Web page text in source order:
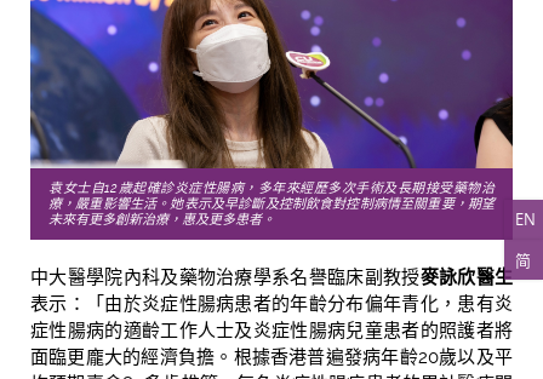
EN
简
袁女士自12歲起確診炎症性腸病，多年來經歷多次手術及長期接受藥物治
療，嚴重影響生活。她表示及早診斷及控制飲食對控制病情至關重要，期望
未來有更多創新治療，惠及更多患者。
中大醫學院內科及藥物治療學系名譽臨床副教授麥詠欣醫生
表示：「由於炎症性腸病患者的年齡分布偏年青化，患有炎
症性腸病的適齡工作人士及炎症性腸病兒童患者的照護者將
面臨更龐大的經濟負擔。根據香港普遍發病年齡20歲以及平